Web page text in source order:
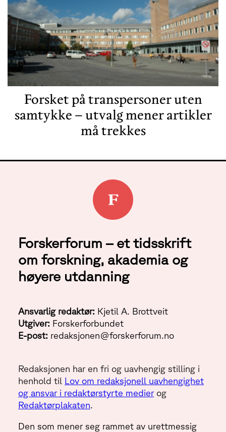
Forsket på transpersoner uten
samtykke – utvalg mener artikler
må trekkes
Forskerforum – et tidsskrift
om forskning, akademia og
høyere utdanning
Ansvarlig redaktør: Kjetil A. Brottveit
Utgiver: Forskerforbundet
E-post: redaksjonen@forskerforum.no
Redaksjonen har en fri og uavhengig stilling i
henhold til Lov om redaksjonell uavhengighet
og ansvar i redaktørstyrte medierog
Redaktørplakaten.
Den som mener seg rammet av urettmessig